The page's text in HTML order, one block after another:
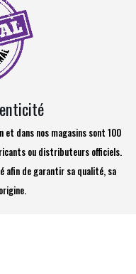
dans nos magasins sont 100
ou distributeurs officiels.
afin de garantir sa qualité, sa